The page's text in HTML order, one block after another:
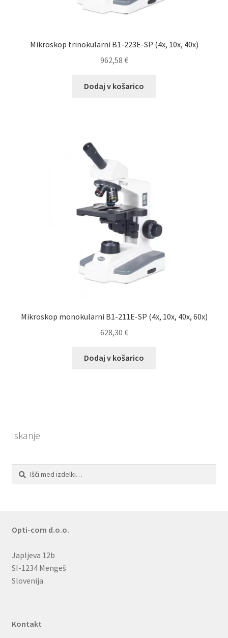
Mikroskop trinokularni B1-223E-SP (4x, 10x, 40x)
962,58 €
Dodaj v košarico
Mikroskop monokularni B1-211E-SP (4x, 10x, 40x, 60x)
628,30 €
Dodaj v košarico
Iskanje
Išči:
Iskanje
Opti-com d.o.o.
Japljeva 12b
SI-1234 Mengeš
Slovenija
Kontakt